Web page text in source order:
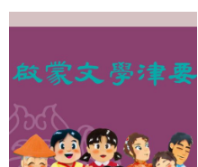
ự Tôn Quý Của Đạo》(
Bản tiếng việt)吳進雄
Hùng biên soạn／Trần